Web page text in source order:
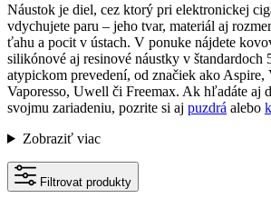
Náustok je diel, cez ktorý pri elektronickej
vdychujete paru – jeho tvar, materiál aj
ťahu a pocit v ústach. V ponuke nájdete
silikónové aj resinové náustky v štandardoch
atypickom prevedení, od značiek ako
Vaporesso, Uwell či Freemax. Ak hľadáte aj
svojmu zariadeniu, pozrite si aj puzdrá alebo
Zobraziť viac
Filtrovat produkty